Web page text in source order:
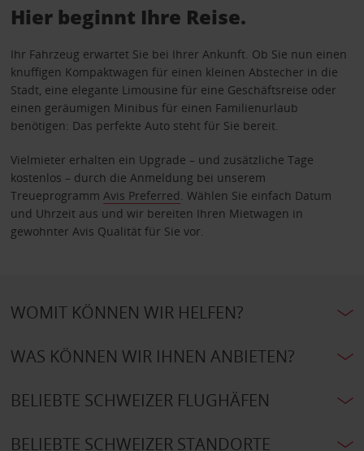
Hier beginnt Ihre Reise.
Ihr Fahrzeug erwartet Sie bei Ihrer Ankunft. Ob Sie nun einen
knuffigen Kompaktwagen für einen kleinen Abstecher in die
Stadt, eine elegante Limousine für eine Geschäftsreise oder
einen geräumigen Minibus für einen Familienurlaub
benötigen: Das perfekte Auto steht für Sie bereit.
Vielmieter erhalten ein Upgrade – und zusätzliche Tage
kostenlos – durch die Anmeldung bei unserem
Treueprogramm Avis Preferred . Wählen Sie einfach Datum
und Uhrzeit aus und wir bereiten Ihren Mietwagen in
gewohnter Avis Qualität für Sie vor.
WOMIT KÖNNEN WIR HELFEN?
WAS KÖNNEN WIR IHNEN ANBIETEN?
BELIEBTE SCHWEIZER FLUGHÄFEN
BELIEBTE SCHWEIZER STANDORTE